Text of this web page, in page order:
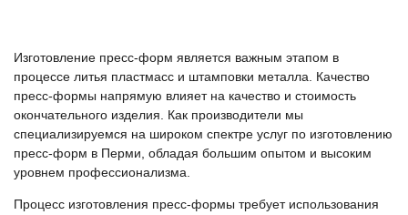
Изготовление пресс-форм является важным этапом в
процессе литья пластмасс и штамповки металла. Качество
пресс-формы напрямую влияет на качество и стоимость
окончательного изделия. Как производители мы
специализируемся на широком спектре услуг по изготовлению
пресс-форм в Перми, обладая большим опытом и высоким
уровнем профессионализма.
Процесс изготовления пресс-формы требует использования